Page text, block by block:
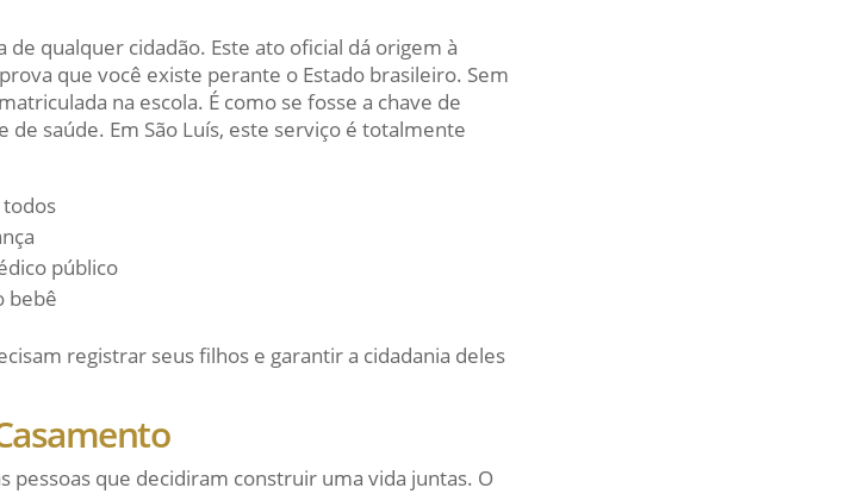
qualquer cidadão. Este ato oficial dá origem à
que você existe perante o Estado brasileiro. Sem
na escola. É como se fosse a chave de
saúde. Em São Luís, este serviço é totalmente
público
bebê
registrar seus filhos e garantir a cidadania deles
pessoas que decidiram construir uma vida juntas. O